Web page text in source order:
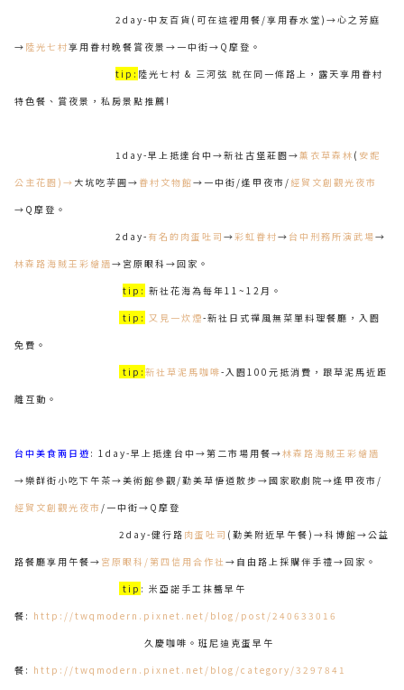
2day-中友百貨(可在這裡用餐/享用春水堂)→心之芳庭
→ 陸光七村享用眷村晚餐賞夜景→一中街→Q摩登。
tip: 陸光七村 & 三河弦 就在同一條路上，露天享用眷村
特色餐、賞夜景，私房景點推薦!
1day-早上抵達台中→新社古堡莊園→薰衣草森林 ( 安妮
公主花園)→ 大坑吃芋圓→ 眷村文物館→一中街/逢甲夜市/ 經貿文創觀光夜市
→Q摩登。
2day- 有名的肉蛋吐司 →彩虹眷村→ 台中刑務所演武場→
林森路海賊王彩繪牆→宮原眼科→回家。
tip: 新社花海為每年11~12月。
tip: 又見一炊煙-新社日式禪風無菜單料理餐廳，入園
免費。
tip: 新社草泥馬咖啡-入園100元抵消費，跟草泥馬近距
離互動。
台中美食兩日遊 : 1day-早上抵達台中→第二市場用餐→林森路海賊王彩繪牆
→樂群街小吃下午茶→美術館參觀/勤美草悟道散步→國家歌劇院→逢甲夜市/
經貿文創觀光夜市 /一中街→Q摩登
2day-健行路 肉蛋吐司 (勤美附近早午餐)→科博館→公益
路餐廳享用午餐→ 宮原眼科/第四信用合作社→自由路上採購伴手禮→回家。
tip : 米亞諾手工抹醬早午
餐: http://twqmodern.pixnet.net/blog/post/240633016
久慶咖啡。班尼迪克蛋早午
餐: http://twqmodern.pixnet.net/blog/category/3297841